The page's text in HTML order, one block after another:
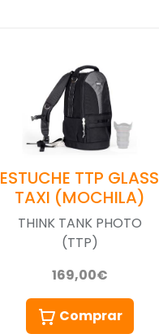
ESTUCHE TTP GLASS
TAXI (MOCHILA)
THINK TANK PHOTO
(TTP)
169,00€
Comprar